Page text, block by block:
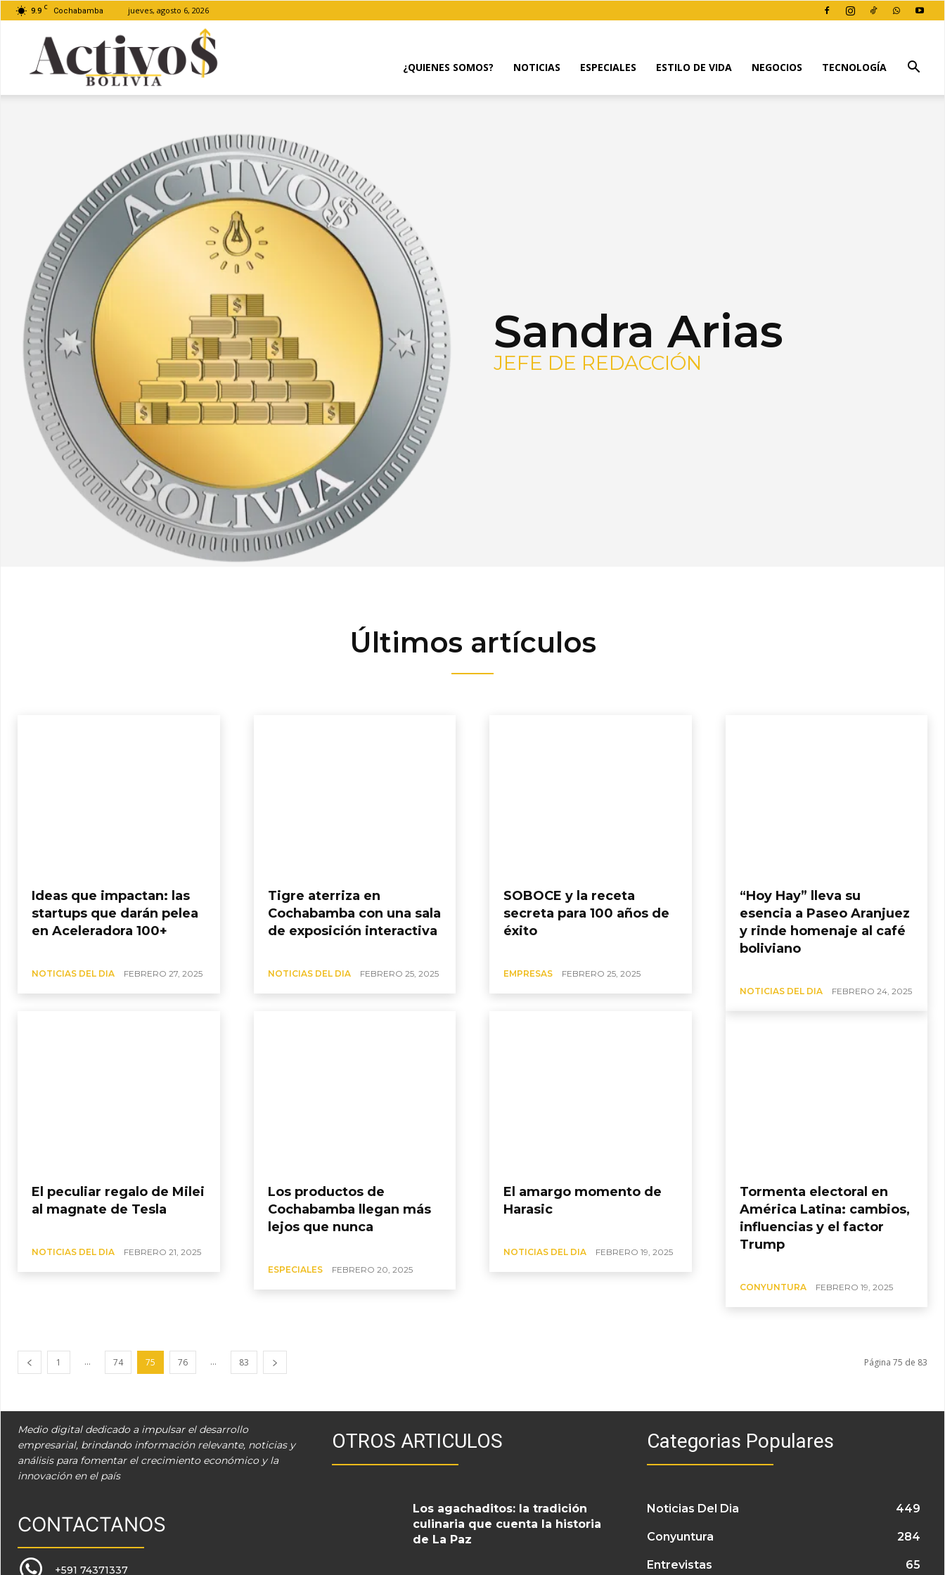
9.9 C Cochabamba jueves, agosto 6, 2026
Bolivia
¿QUIENES SOMOS? NOTICIAS ESPECIALES ESTILO DE VIDA NEGOCIOS TECNOLOGÍA
Sandra Arias
JEFE DE REDACCIÓN
Últimos artículos
Ideas que impactan: las
startups que darán pelea
en Aceleradora 100+
NOTICIAS DEL DIA FEBRERO 27, 2025
Tigre aterriza en
Cochabamba con una sala
de exposición interactiva
NOTICIAS DEL DIA FEBRERO 25, 2025
SOBOCE y la receta
secreta para 100 años de
éxito
EMPRESAS FEBRERO 25, 2025
“Hoy Hay” lleva su
esencia a Paseo Aranjuez
y rinde homenaje al café
boliviano
NOTICIAS DEL DIA FEBRERO 24, 2025
El peculiar regalo de Milei
al magnate de Tesla
NOTICIAS DEL DIA FEBRERO 21, 2025
Los productos de
Cochabamba llegan más
lejos que nunca
ESPECIALES FEBRERO 20, 2025
El amargo momento de
Harasic
NOTICIAS DEL DIA FEBRERO 19, 2025
Tormenta electoral en
América Latina: cambios,
influencias y el factor
Trump
CONYUNTURA FEBRERO 19, 2025
1 ... 74 75 76 ... 83 Página 75 de 83
Medio digital dedicado a impulsar el desarrollo
empresarial, brindando información relevante, noticias y
análisis para fomentar el crecimiento económico y la
innovación en el país
CONTACTANOS
+591 74371337
OTROS ARTICULOS
Los agachaditos: la tradición
culinaria que cuenta la historia
de La Paz
Categorias Populares
Noticias Del Dia 449
Conyuntura 284
Entrevistas 65